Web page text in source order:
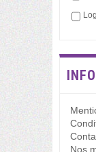
Nos